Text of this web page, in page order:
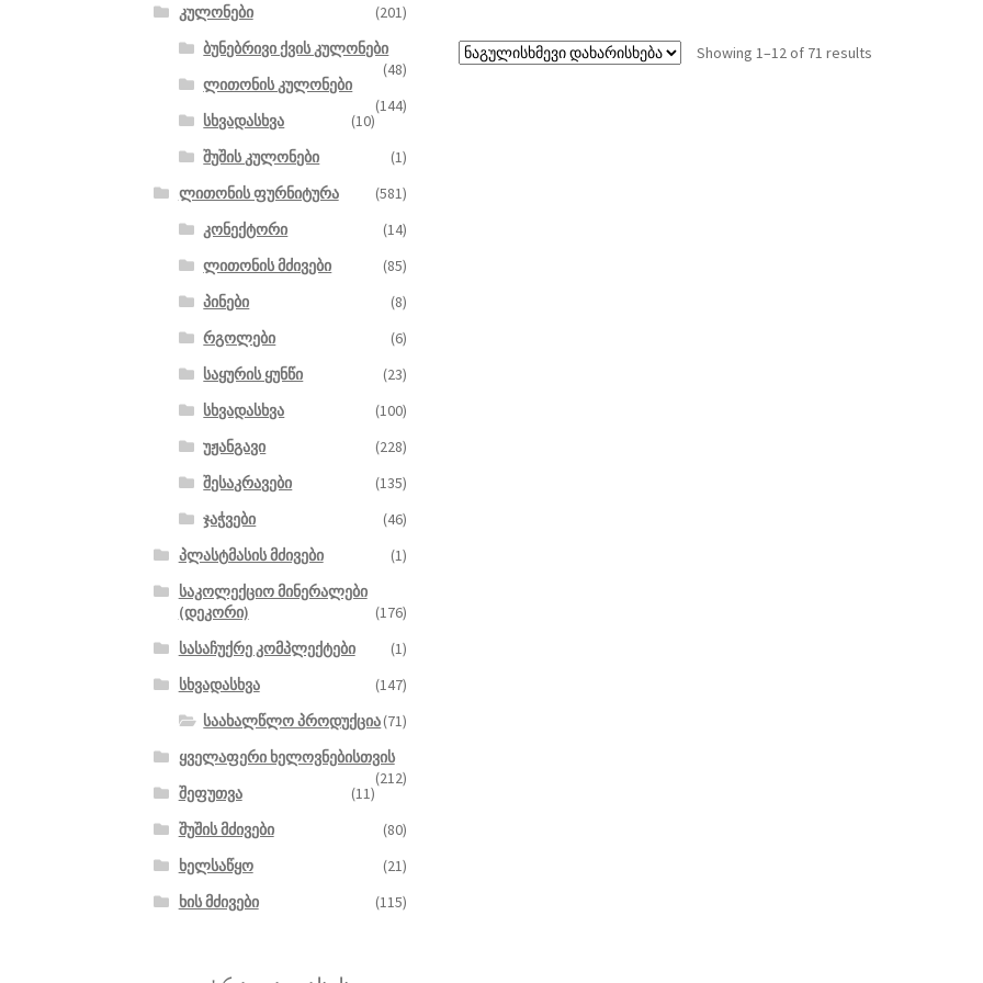
Showing 1–12 of 71 results
კულონები
(201)
ბუნებრივი ქვის კულონები
(48)
ლითონის კულონები
(144)
სხვადასხვა
(10)
შუშის კულონები
(1)
ლითონის ფურნიტურა
(581)
კონექტორი
(14)
ლითონის მძივები
(85)
პინები
(8)
რგოლები
(6)
საყურის ყუნწი
(23)
სხვადასხვა
(100)
უჟანგავი
(228)
შესაკრავები
(135)
ჯაჭვები
(46)
პლასტმასის მძივები
(1)
საკოლექციო მინერალები
(დეკორი)
(176)
სასაჩუქრე კომპლექტები
(1)
სხვადასხვა
(147)
საახალწლო პროდუქცია(71)
ყველაფერი ხელოვნებისთვის
(212)
შეფუთვა
(11)
შუშის მძივები
(80)
ხელსაწყო
(21)
ხის მძივები
(115)